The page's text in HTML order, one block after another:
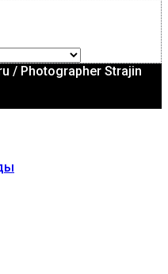
/ Photographer Strajin